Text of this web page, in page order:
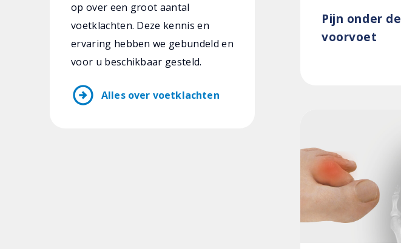
op over een groot aantal
voetklachten. Deze kennis en
ervaring hebben we gebundeld en
voor u beschikbaar gesteld.
arrow_circle_right Alles over voetklachten
Pijn onder de
voorvoet